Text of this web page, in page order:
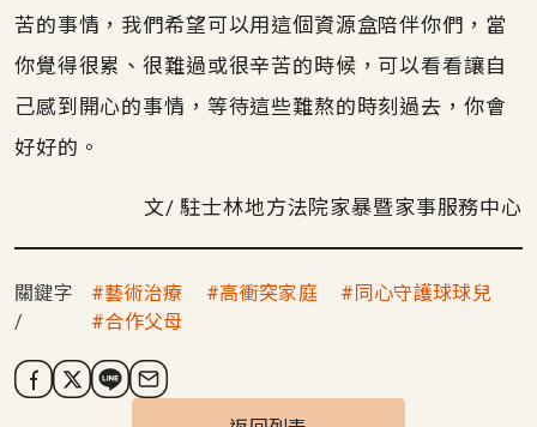
苦的事情，我們希望可以用這個資源盒陪伴你們，當
你覺得很累、很難過或很辛苦的時候，可以看看讓自
己感到開心的事情，等待這些難熬的時刻過去，你會
好好的。
文/ 駐士林地方法院家暴暨家事服務中心
關鍵字 藝術治療 高衝突家庭
同心守護球球兒
合作父母